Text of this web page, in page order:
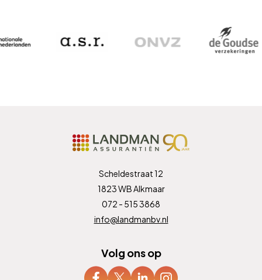
Scheldestraat 12
1823 WB Alkmaar
072 - 515 3868
info@landmanbv.nl
Volg ons op